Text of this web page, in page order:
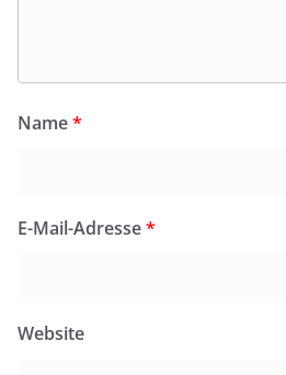
Name*
E-Mail-Adresse*
Website